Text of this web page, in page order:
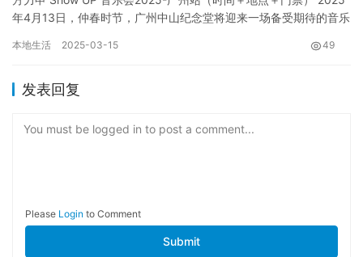
年4月13日，仲春时节，广州中山纪念堂将迎来一场备受期待的音乐
本地生活 2025-03-15 49
发表回复
You must be logged in to post a comment...
Please Login to Comment
Submit